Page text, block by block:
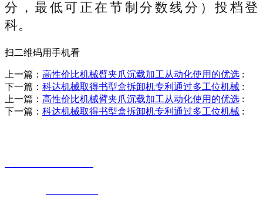
分，最低可正在节制分数线分）投档登
科。
扫二维码用手机看
上一篇： 高性价比机械臂夹爪沉载加工从动化使用的优选 :
下一篇： 科达机械取得书型盒拆卸机专利通过多工位机械 :
上一篇： 高性价比机械臂夹爪沉载加工从动化使用的优选 :
下一篇： 科达机械取得书型盒拆卸机专利通过多工位机械 :